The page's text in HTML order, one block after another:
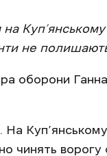
не
оборони
На
чинять ворогу